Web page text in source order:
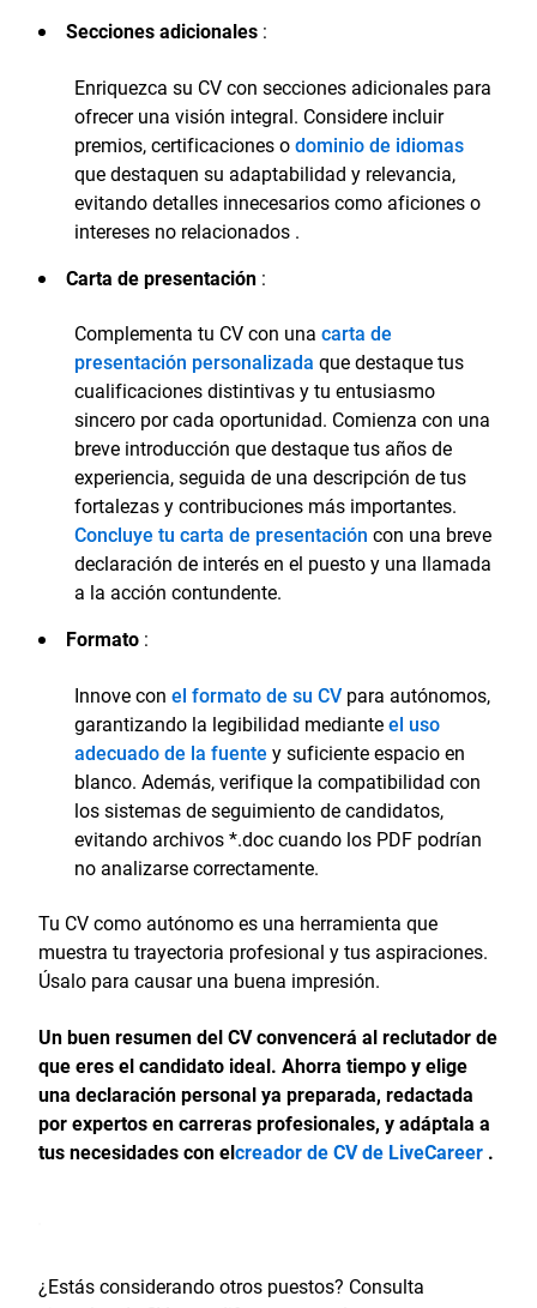
Secciones adicionales :
Enriquezca su CV con secciones adicionales para
ofrecer una visión integral. Considere incluir
premios, certificaciones odominio de idiomas
que destaquen su adaptabilidad y relevancia,
evitando detalles innecesarios como aficiones o
intereses no relacionados .
Carta de presentación :
Complementa tu CV con una carta de
presentación personalizada que destaque tus
cualificaciones distintivas y tu entusiasmo
sincero por cada oportunidad. Comienza con una
breve introducción que destaque tus años de
experiencia, seguida de una descripción de tus
fortalezas y contribuciones más importantes.
Concluye tu carta de presentación con una breve
declaración de interés en el puesto y una llamada
a la acción contundente.
Formato :
Innove con el formato de su CV para autónomos,
garantizando la legibilidad medianteel uso
adecuado de la fuente y suficiente espacio en
blanco. Además, verifique la compatibilidad con
los sistemas de seguimiento de candidatos,
evitando archivos *.doc cuando los PDF podrían
no analizarse correctamente.
Tu CV como autónomo es una herramienta que
muestra tu trayectoria profesional y tus aspiraciones.
Úsalo para causar una buena impresión.
Un buen resumen del CV convencerá al reclutador de
que eres el candidato ideal. Ahorra tiempo y elige
una declaración personal ya preparada, redactada
por expertos en carreras profesionales, y adáptala a
tus necesidades con elcreador de CV de LiveCareer .
¿Estás considerando otros puestos? Consulta